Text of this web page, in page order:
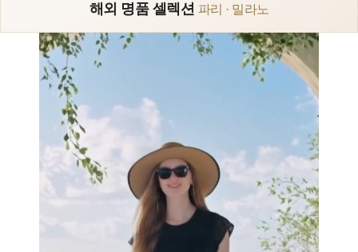
해외 명품 셀렉션 파리 · 밀라노